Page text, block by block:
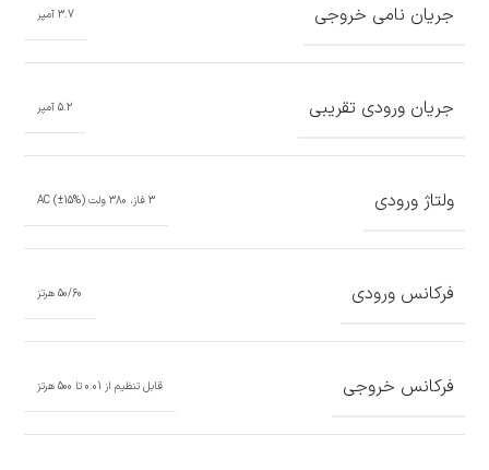
جریان نامی خروجی 3.7 آمپر
جریان ورودی تقریبی 5.2 آمپر
ولتاژ ورودی 3 فاز، 380 ولت AC (±15%)
فرکانس ورودی 50/60 هرتز
فرکانس خروجی قابل تنظیم از 0.01 تا 500 هرتز